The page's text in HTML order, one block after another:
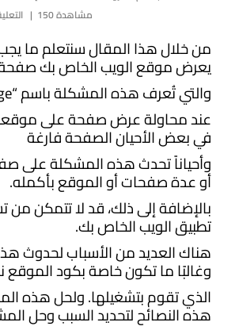
150 مشاهدة
من خلال هذا المقال سنتعلم ما
يعرض موقع الويب الخاص بك
والتي تُعرف هذه المشكلة باسم “
عند محاولة عرض صفحة على
في بعض الأحيان الصفحة فارغة
وأحياناً تحدث هذه المشكلة على
أو عدة صفحات أو الموقع بأكمله.
بالإضافة إلى ذلك، قد لا تتمكن من
تطبيق الويب الخاص بك.
هناك العديد من الأسباب لحدوث
وغالبًا ما تكون خاصة بكود
الذي تقوم بتشغيلها. ولحل هذه
هذه النصائح لتحديد السبب وحل